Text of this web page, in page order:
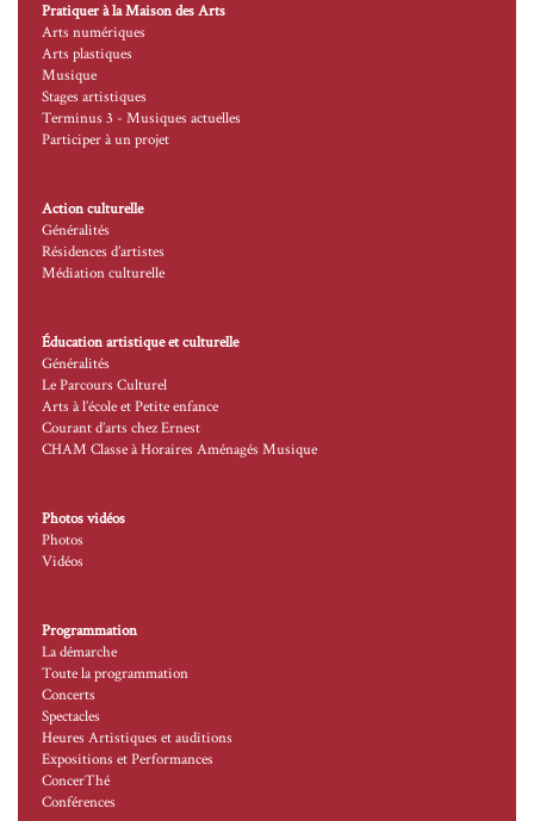
Pratiquer à la Maison des Arts
Arts numériques
Arts plastiques
Musique
Stages artistiques
Terminus 3 - Musiques actuelles
Participer à un projet
Action culturelle
Généralités
Résidences d’artistes
Médiation culturelle
Éducation artistique et culturelle
Généralités
Le Parcours Culturel
Arts à l’école et Petite enfance
Courant d’arts chez Ernest
CHAM Classe à Horaires Aménagés Musique
Photos vidéos
Photos
Vidéos
Programmation
La démarche
Toute la programmation
Concerts
Spectacles
Heures Artistiques et auditions
Expositions et Performances
ConcerThé
Conférences